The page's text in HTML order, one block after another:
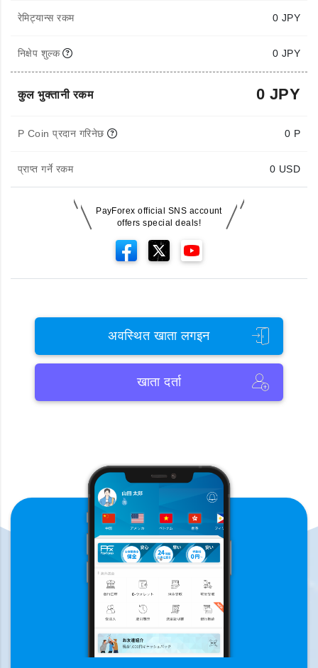
रेमिट्यान्स रकम 0 JPY
निक्षेप शुल्क 0 JPY
कुल भुक्तानी रकम 0 JPY
P Coin प्रदान गरिनेछ 0 P
प्राप्त गर्ने रकम 0 USD
PayForex official SNS account
offers special deals!
अवस्थित खाता लगइन
खाता दर्ता